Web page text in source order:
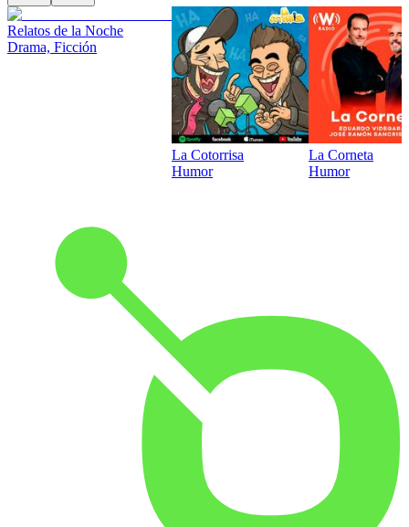
Relatos de la Noche
Drama, Ficción
La Cotorrisa
Humor
La Corneta
Humor